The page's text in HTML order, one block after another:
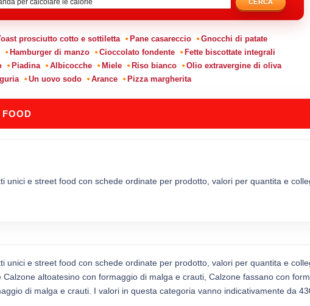
CERCA
prosciutto cotto e sottiletta Pane casareccio
Gnocchi di patate
Hamburger di manzo Cioccolato fondente
Fette biscottate integrali
Piadina Albicocche Miele Riso bianco
Olio extravergine di oliva
Un uovo sodo Arance Pizza margherita
unici e street food con schede ordinate per prodotto, valori per quantita e
unici e street food con schede ordinate per prodotto, valori per quantita e
altoatesino con formaggio di malga e crauti, Calzone fassano con
di malga e crauti. I valori in questa categoria vanno indicativamente da